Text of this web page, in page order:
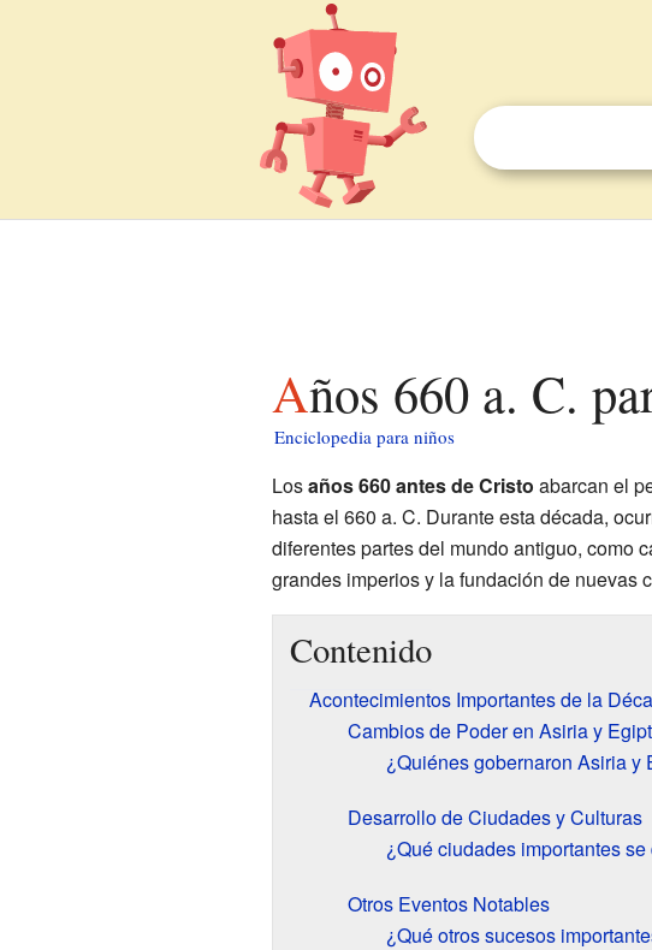
Años 660 a. C.
Enciclopedia para niños
Losaños 660 antes de Cristo abarcan el
hasta el 660 a. C. Durante esta década,
diferentes partes del mundo antiguo, como
grandes imperios y la fundación de nuevas
Contenido
Acontecimientos Importantes de la
Cambios de Poder en Asiria y
¿Quiénes gobernaron Asiria y
Desarrollo de Ciudades y Culturas
¿Qué ciudades importantes
Otros Eventos Notables
¿Qué otros sucesos